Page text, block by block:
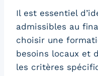
Il est essentiel
admissibles au
choisir une
besoins locaux et
les critères